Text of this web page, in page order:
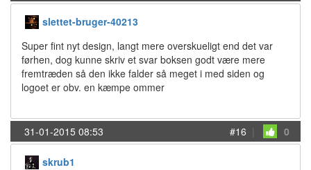
slettet-bruger-40213
Super fint nyt design, langt mere overskueligt end det var
førhen, dog kunne skriv et svar boksen godt være mere
fremtræden så den ikke falder så meget i med siden og
logoet er obv. en kæmpe ommer
31-01-2015 08:53 #16 | 0
skrub1